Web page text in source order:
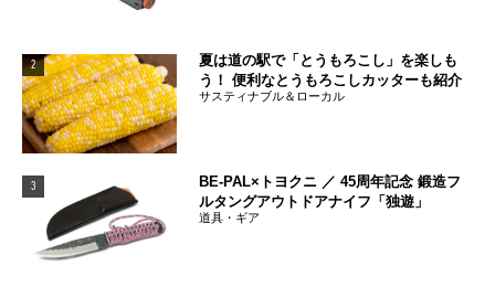
2
夏は道の駅で「とうもろこし」を楽しも
う！ 便利なとうもろこしカッターも紹介
サスティナブル＆ローカル
3
BE-PAL×トヨクニ ／ 45周年記念 鍛造フ
ルタングアウトドアナイフ「独遊」
道具・ギア